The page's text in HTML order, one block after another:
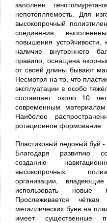
заполнен
непотопляемость. Для
высокопрочный
соединения,
повышения устойчивости,
наличие внутреннего
правило, оснащена
от своей длины бывают
Несмотря на то, что
эксплуатации в особо
составляет около 10
современным материалам
Наиболее
ротационное формование.
Пластиковый ледовый буй
Благодаря развитию
созданию
высокопрочных
организации,
использовать новые
Прослеживается
металлических буев на
имеет существенные